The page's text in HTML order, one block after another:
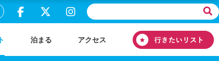
泊まる アクセス